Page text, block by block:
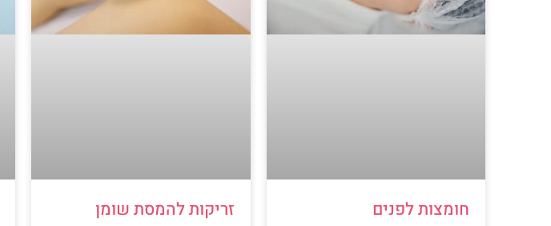
חומצות לפנים זריקות להמסת שומן